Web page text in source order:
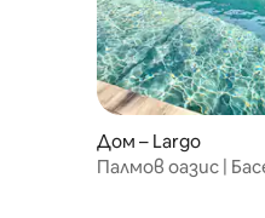
Дом – Largo
Палмов оазис |